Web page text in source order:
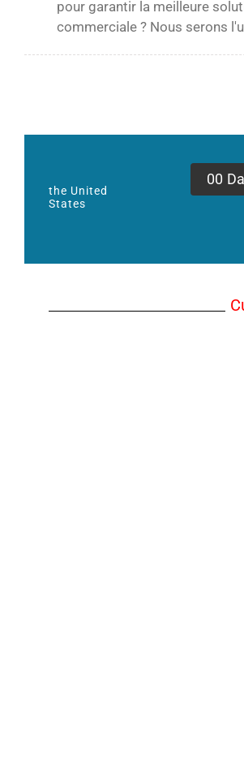
pour garantir la meilleure
commerciale ? Nous serons
the United
States
00